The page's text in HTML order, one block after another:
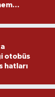
otobüs
hatları